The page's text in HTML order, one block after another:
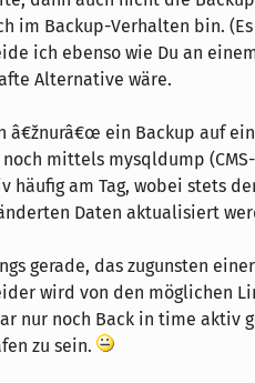
im Backup-Verhalten bin.
ich ebenso wie Du an
Alternative wäre.
â€žnurâ€œ ein Backup auf
mittels mysqldump
häufig am Tag, wobei stets
Daten aktualisiert
gerade, das zugunsten
wird von den möglichen
nur noch Back in time aktiv
zu sein.